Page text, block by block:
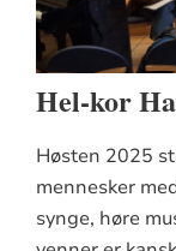
Hel-kor
Høsten 2025
mennesker
synge, høre